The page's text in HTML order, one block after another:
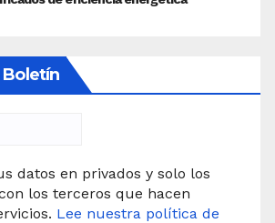
Boletín
datos en privados y solo los
los terceros que hacen
Lee nuestra política de